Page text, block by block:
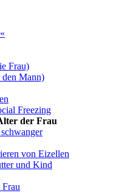
Frau)
den Mann)
Freezing
der Frau
von Eizellen
und Kind